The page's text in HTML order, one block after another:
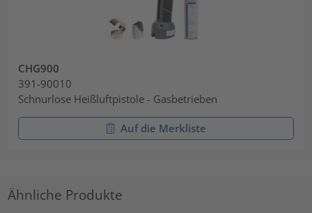
CHG900
391-90010
Schnurlose Heißluftpistole - Gasbetrieben
Auf die Merkliste
Ähnliche Produkte